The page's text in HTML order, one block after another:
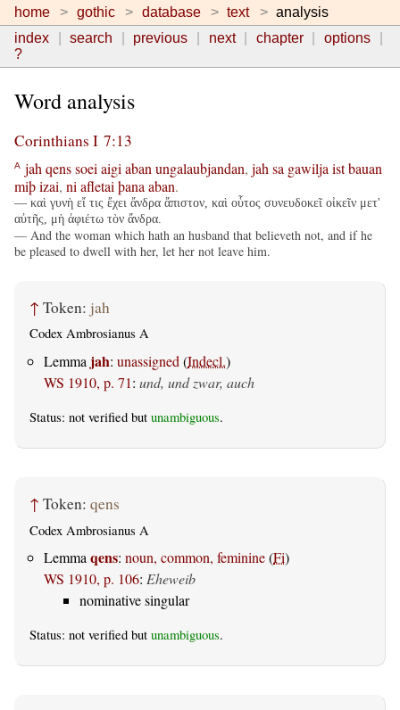
home gothic database text
analysis
index
search previous next chapter
options
?
Word analysis
Corinthians I 7:13
A jah qenssoei aigi aban ungalaubjandan, jah sa gawilja istbauan
miþizai, ni afletai þana aban.
— καὶ γυνὴ εἴ τις ἔχει ἄνδρα ἄπιστον, καὶ οὗτος συνευδοκεῖ οἰκεῖν μετ'
αὐτῆς, μὴ ἀφιέτω τὸν ἄνδρα.
— And the woman which hath an husband that believeth not, and if he
be pleased to dwell with her, let her not leave him.
↑ Token: jah
Codex Ambrosianus A
Lemma jah: unassigned (Indecl.)
WS 1910, p. 71: und, und zwar, auch
Status: not verified but unambiguous.
↑ Token: qens
Codex Ambrosianus A
Lemma qens: noun, common, feminine(Fi)
WS 1910, p. 106: Eheweib
nominative singular
Status: not verified but unambiguous.